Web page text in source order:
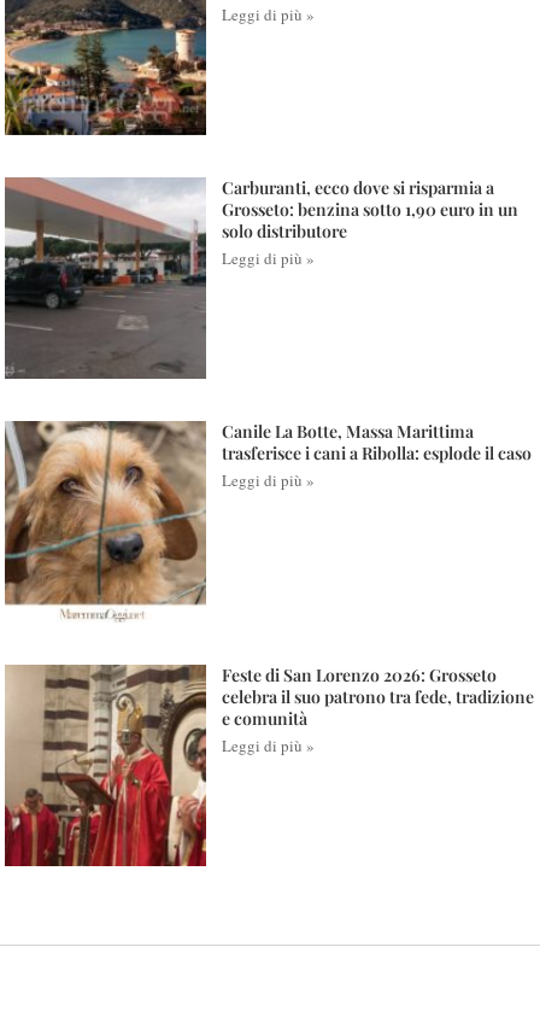
Leggi di più »
Carburanti, ecco dove si risparmia a
Grosseto: benzina sotto 1,90 euro in un
solo distributore
Leggi di più »
Canile La Botte, Massa Marittima
trasferisce i cani a Ribolla: esplode il caso
Leggi di più »
Feste di San Lorenzo 2026: Grosseto
celebra il suo patrono tra fede, tradizione
e comunità
Leggi di più »